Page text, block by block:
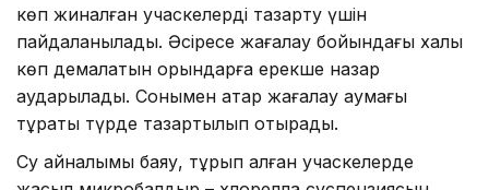
көп жиналған учаскелерді тазарту үшін
пайдаланылады. Әсіресе жағалау бойындағы халық
көп демалатын орындарға ерекше назар
аударылады. Сонымен қатар жағалау аумағы
тұрақты түрде тазартылып отырады.
Су айналымы баяу, тұрып қалған учаскелерде